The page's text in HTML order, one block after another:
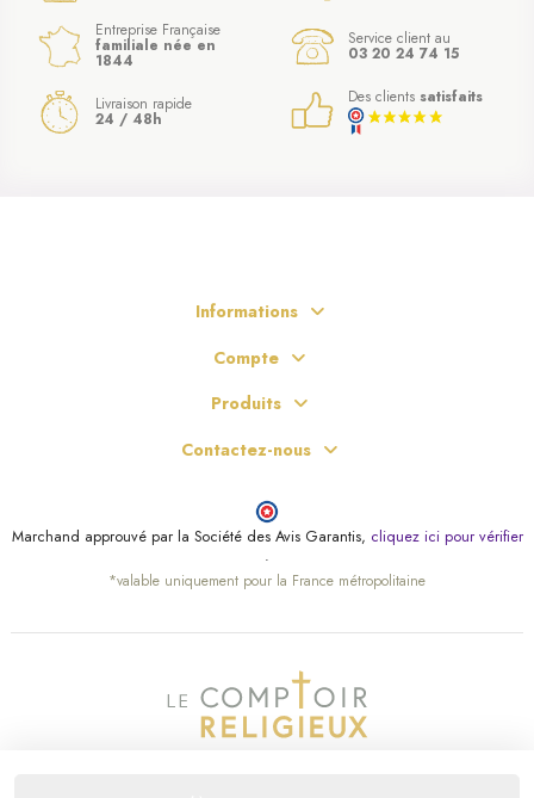
Entreprise Française
familiale née en
1844
Service client au
03 20 24 74 15
Livraison rapide
24 / 48h
Des clients satisfaits
Informations
Compte
Produits
Contactez-nous
Marchand approuvé par la Société des Avis Garantis, cliquez ici pour vérifier
.
*valable uniquement pour la France métropolitaine